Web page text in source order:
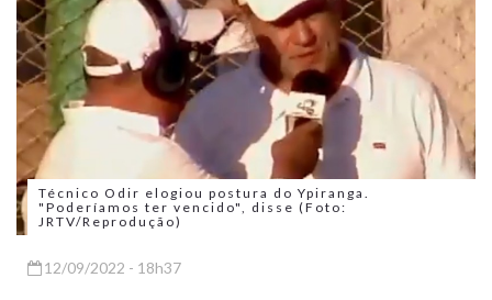
Técnico Odir elogiou postura do Ypiranga.
"Poderíamos ter vencido", disse (Foto:
JRTV/Reprodução)
12/09/2022 - 18h37